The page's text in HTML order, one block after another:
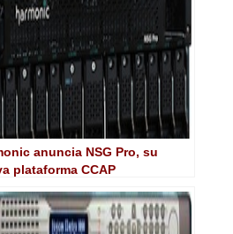
anuncia NSG Pro, su
plataforma CCAP